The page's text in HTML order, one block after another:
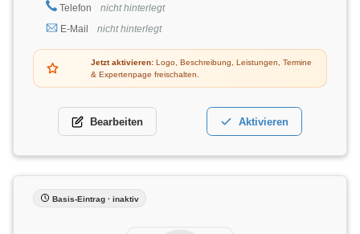
Telefon
nicht hinterlegt
E-Mail
nicht hinterlegt
Jetzt aktivieren: Logo, Beschreibung, Leistungen, Termine
& Expertenpage freischalten.
Bearbeiten Aktivieren
Basis-Eintrag · inaktiv